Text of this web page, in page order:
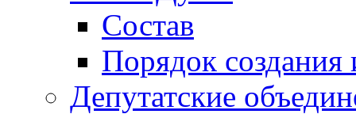
Состав
Порядок создания
Депутатские